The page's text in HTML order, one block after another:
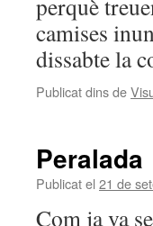
perquè
camises
dissabte la
Publicat dins de
Peralada
Publicat el 21 de
Com ja va